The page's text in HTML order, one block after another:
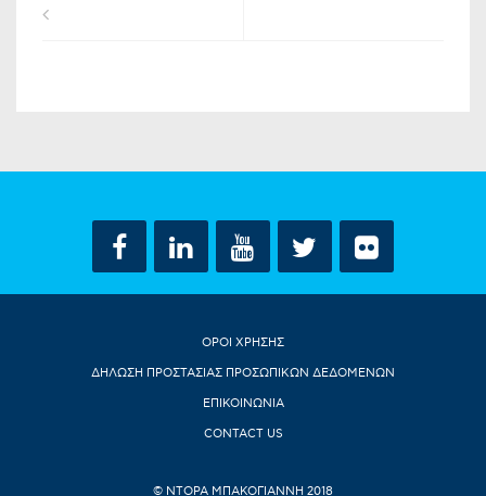
ΟΡΟΙ ΧΡΗΣΗΣ
ΔΗΛΩΣΗ ΠΡΟΣΤΑΣΙΑΣ ΠΡΟΣΩΠΙΚΩΝ ΔΕΔΟΜΕΝΩΝ
ΕΠΙΚΟΙΝΩΝΙΑ
CONTACT US
© ΝΤΟΡΑ ΜΠΑΚΟΓΙΑΝΝΗ 2018